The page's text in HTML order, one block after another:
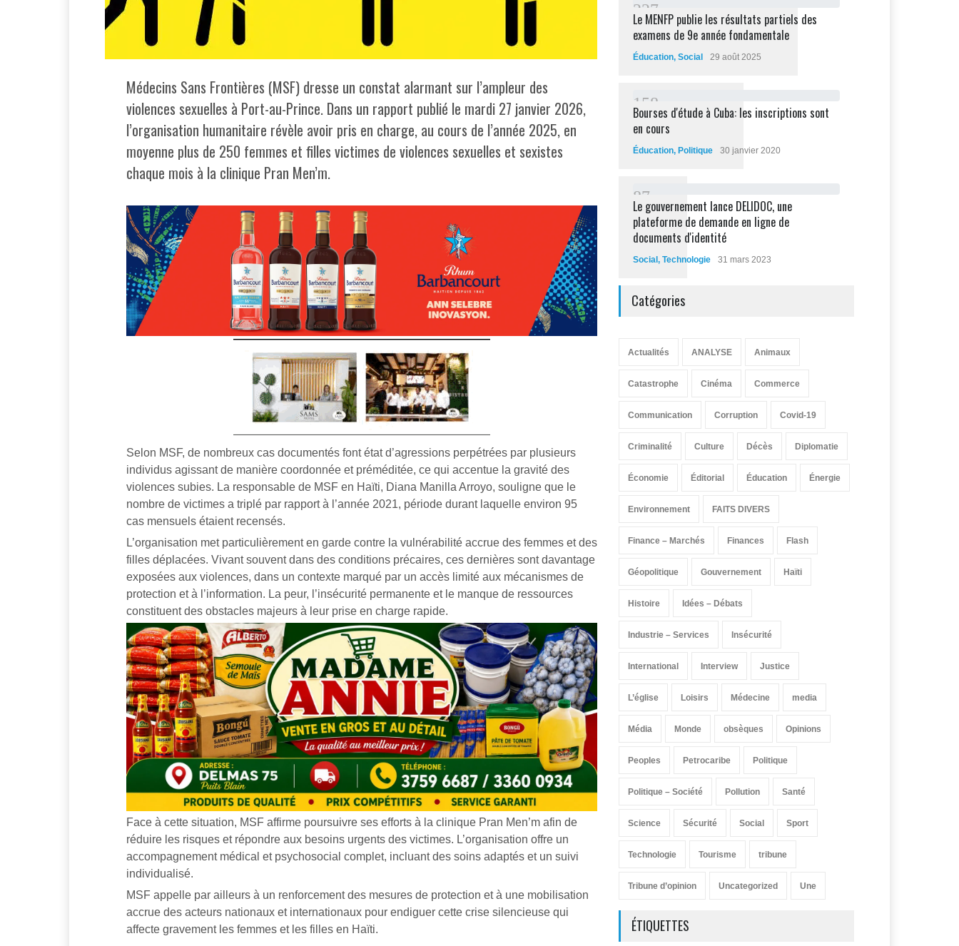
Médecins Sans Frontières (MSF) dresse un constat alarmant sur l’ampleur des
violences sexuelles à Port-au-Prince. Dans un rapport publié le mardi 27 janvier 2026,
l’organisation humanitaire révèle avoir pris en charge, au cours de l’année 2025, en
moyenne plus de 250 femmes et filles victimes de violences sexuelles et sexistes
chaque mois à la clinique Pran Men’m.
Selon MSF, de nombreux cas documentés font état d’agressions perpétrées par plusieurs
individus agissant de manière coordonnée et préméditée, ce qui accentue la gravité des
violences subies. La responsable de MSF en Haïti, Diana Manilla Arroyo, souligne que le
nombre de victimes a triplé par rapport à l’année 2021, période durant laquelle environ 95
cas mensuels étaient recensés.
L’organisation met particulièrement en garde contre la vulnérabilité accrue des femmes et des
filles déplacées. Vivant souvent dans des conditions précaires, ces dernières sont davantage
exposées aux violences, dans un contexte marqué par un accès limité aux mécanismes de
protection et à l’information. La peur, l’insécurité permanente et le manque de ressources
constituent des obstacles majeurs à leur prise en charge rapide.
Face à cette situation, MSF affirme poursuivre ses efforts à la clinique Pran Men’m afin de
réduire les risques et répondre aux besoins urgents des victimes. L’organisation offre un
accompagnement médical et psychosocial complet, incluant des soins adaptés et un suivi
individualisé.
MSF appelle par ailleurs à un renforcement des mesures de protection et à une mobilisation
accrue des acteurs nationaux et internationaux pour endiguer cette crise silencieuse qui
affecte gravement les femmes et les filles en Haïti.
227
Le MENFP publie les résultats partiels des
examens de 9e année fondamentale
Éducation, Social 29 août 2025
1 58
Bourses d'étude à Cuba: les inscriptions sont
en cours
Éducation, Politique 30 janvier 2020
87
Le gouvernement lance DELIDOC, une
plateforme de demande en ligne de
documents d'identité
Social , Technologie 31 mars 2023
Catégories
Actualités ANALYSE Animaux
Catastrophe Cinéma Commerce
Communication Corruption Covid-19
Criminalité Culture Décès Diplomatie
Économie Éditorial Éducation Énergie
Environnement FAITS DIVERS
Finance – Marchés Finances Flash
Géopolitique Gouvernement Haïti
Histoire Idées – Débats
Industrie – Services Insécurité
International Interview Justice
L’église Loisirs Médecine media
Média Monde obsèques Opinions
Peoples Petrocaribe Politique
Politique – Société Pollution Santé
Science Sécurité Social Sport
Technologie Tourisme tribune
Tribune d’opinion Uncategorized Une
ÉTIQUETTES